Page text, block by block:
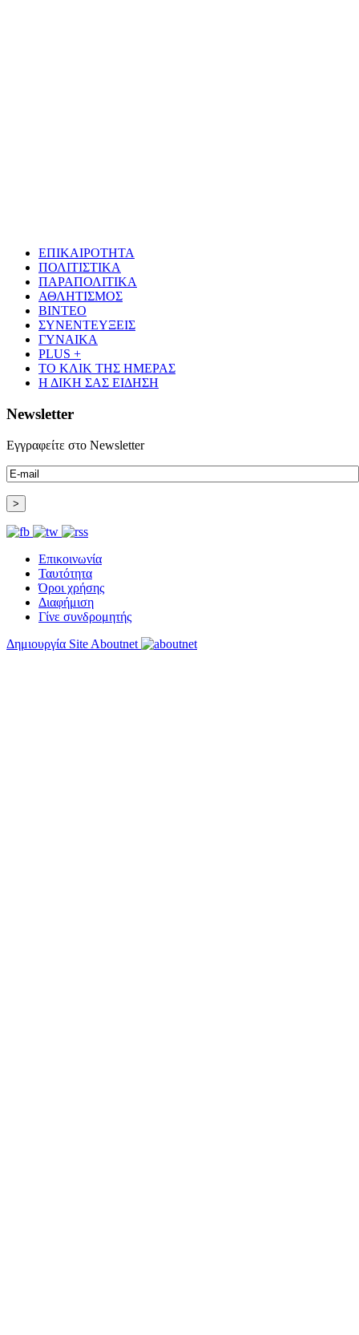
ΕΠΙΚΑΙΡΟΤΗΤΑ
ΠΟΛΙΤΙΣΤΙΚΑ
ΠΑΡΑΠΟΛΙΤΙΚΑ
ΑΘΛΗΤΙΣΜΟΣ
ΒΙΝΤΕΟ
ΣΥΝΕΝΤΕΥΞΕΙΣ
ΓΥΝΑΙΚΑ
PLUS +
ΤΟ ΚΛΙΚ ΤΗΣ ΗΜΕΡΑΣ
Η ΔΙΚΗ ΣΑΣ ΕΙΔΗΣΗ
Newsletter
Εγγραφείτε στο Newsletter
Επικοινωνία
Ταυτότητα
Όροι χρήσης
Διαφήμιση
Γίνε συνδρομητής
Δημιουργία Site Aboutnet